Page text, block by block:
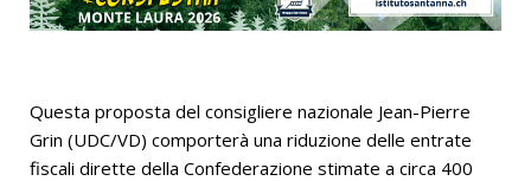
Questa proposta del consigliere nazionale Jean-Pierre
Grin (UDC/VD) comporterà una riduzione delle entrate
fiscali dirette della Confederazione stimate a circa 400